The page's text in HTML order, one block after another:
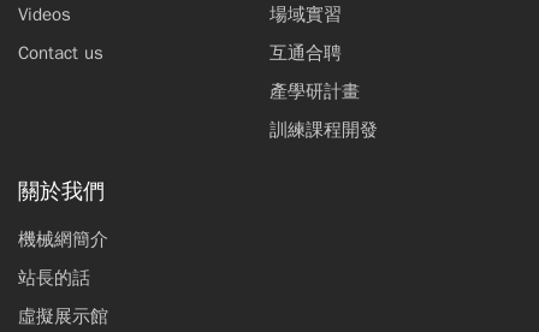
Videos
Contact us
場域實習
互通合聘
產學研計畫
訓練課程開發
關於我們
機械網簡介
站長的話
虛擬展示館